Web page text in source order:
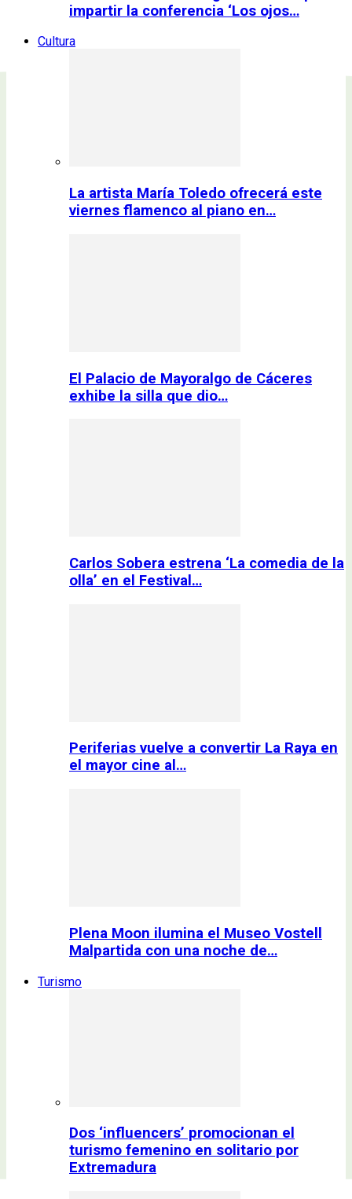
impartir la conferencia ‘Los ojos…
Cultura
La artista María Toledo ofrecerá este
viernes flamenco al piano en…
El Palacio de Mayoralgo de Cáceres
exhibe la silla que dio…
Carlos Sobera estrena ‘La comedia de la
olla’ en el Festival…
Periferias vuelve a convertir La Raya en
el mayor cine al…
Plena Moon ilumina el Museo Vostell
Malpartida con una noche de…
Turismo
Dos ‘influencers’ promocionan el
turismo femenino en solitario por
Extremadura